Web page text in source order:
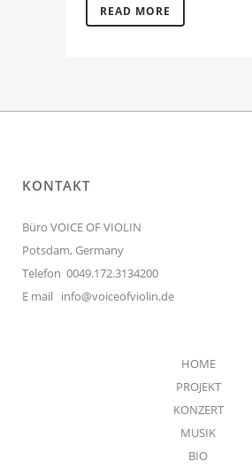
READ MORE
KONTAKT
Büro VOICE OF VIOLIN
Potsdam, Germany
Telefon 0049.172.3134200
E mail info@voiceofviolin.de
HOME
PROJEKT
KONZERT
MUSIK
BIO